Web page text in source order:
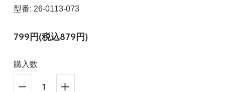
型番: 26-0113-073
799円(税込879円)
購入数